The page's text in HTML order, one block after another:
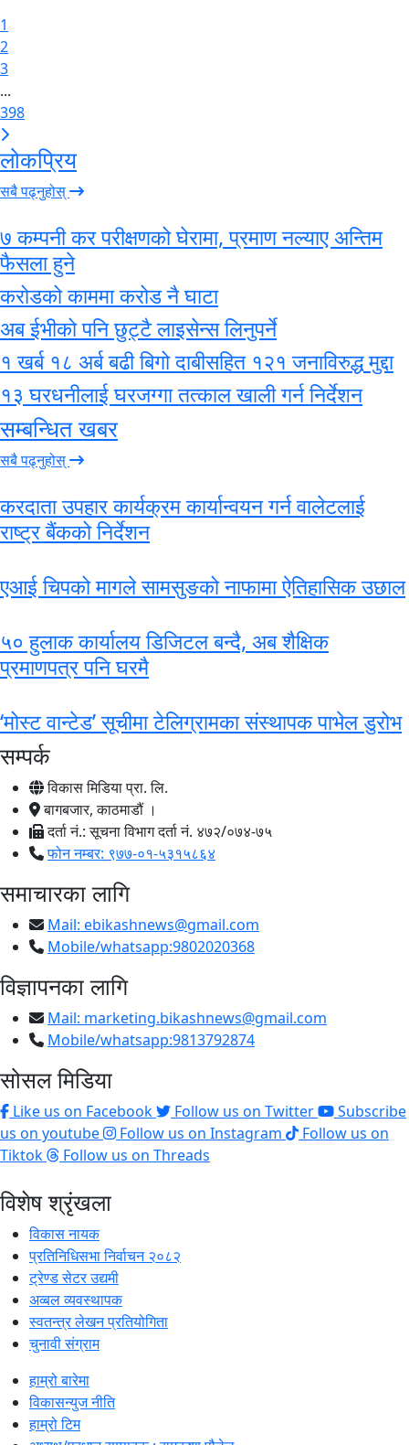
1
2
3
...
398
लोकप्रिय
सबै पढ्नुहोस्
७ कम्पनी कर परीक्षणको घेरामा, प्रमाण नल्याए अन्तिम
फैसला हुने
करोडको काममा करोड नै घाटा
अब ईभीको पनि छुट्टै लाइसेन्स लिनुपर्ने
१ खर्ब १८ अर्ब बढी बिगो दाबीसहित १२१ जनाविरुद्ध मुद्दा
१३ घरधनीलाई घरजग्गा तत्काल खाली गर्न निर्देशन
सम्बन्धित खबर
सबै पढ्नुहोस्
करदाता उपहार कार्यक्रम कार्यान्वयन गर्न वालेटलाई
राष्ट्र बैंकको निर्देशन
एआई चिपको मागले सामसुङको नाफामा ऐतिहासिक उछाल
५० हुलाक कार्यालय डिजिटल बन्दै, अब शैक्षिक
प्रमाणपत्र पनि घरमै
‘मोस्ट वान्टेड’ सूचीमा टेलिग्रामका संस्थापक पाभेल डुरोभ
सम्पर्क
विकास मिडिया प्रा. लि.
बागबजार, काठमाडौं ।
दर्ता नं.: सूचना विभाग दर्ता नं. ४७२/०७४-७५
फोन नम्बर: ९७७-०१-५३१५८६४
समाचारका लागि
Mail: ebikashnews@gmail.com
Mobile/whatsapp:9802020368
विज्ञापनका लागि
Mail: marketing.bikashnews@gmail.com
Mobile/whatsapp:9813792874
सोसल मिडिया
Like us on Facebook Follow us on Twitter
Subscribe
us on youtube
Follow us on Instagram
Follow us on
Tiktok
Follow us on Threads
विशेष श्रृंखला
विकास नायक
प्रतिनिधिसभा निर्वाचन २०८२
ट्रेण्ड सेटर उद्यमी
अव्बल व्यवस्थापक
स्वतन्त्र लेखन प्रतियोगिता
चुनावी संग्राम
हाम्रो बारेमा
विकासन्युज नीति
हाम्रो टिम